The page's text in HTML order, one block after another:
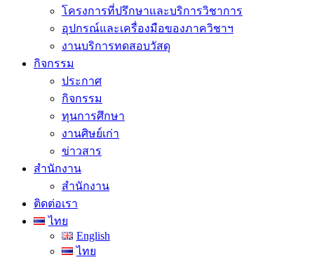
โครงการที่ปรึกษาและบริการวิชาการ
อุปกรณ์และเครื่องมือของภาควิชาฯ
งานบริการทดสอบวัสดุ
กิจกรรม
ประกาศ
กิจกรรม
ทุนการศึกษา
งานศิษย์เก่า
ข่าวสาร
สำนักงาน
สำนักงาน
ติดต่อเรา
ไทย
English
ไทย